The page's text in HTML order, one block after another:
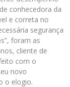
conhecedora da
e correta no
segurança
foram as
cliente de
com o
novo
o elogio.